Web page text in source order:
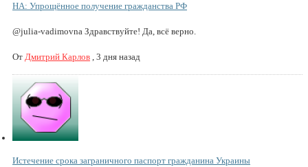
НА: Упрощённое получение гражданства РФ
@julia-vadimovna Здравствуйте! Да, всё верно.
От Дмитрий Карлов , 3 дня назад
Истечение срока заграничного паспорт гражданина Украины